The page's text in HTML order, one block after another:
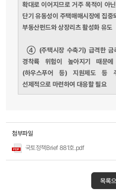
확대로 이어지므로 거주 목적이 아
단기 유동성이 주택매매시장에 집
부동산펀드와 상장리츠 활성화 유도
④ (주택시장 수축기) 급격한
경착륙 위험이 높아지기 때문에
(하우스푸어 등) 지원제도 등
선제적으로 마련하여 대응할 필요
첨부파일
국토정책Brief 881호.pdf
목록